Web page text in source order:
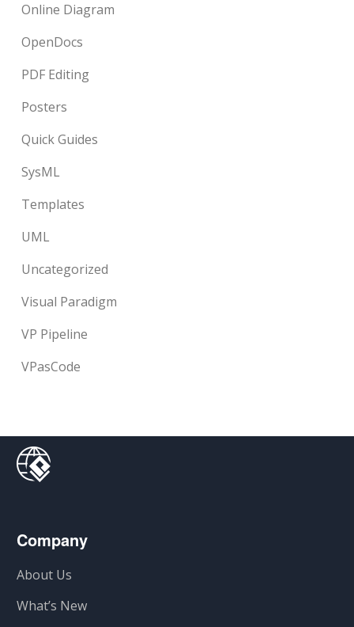
Online Diagram
OpenDocs
PDF Editing
Posters
Quick Guides
SysML
Templates
UML
Uncategorized
Visual Paradigm
VP Pipeline
VPasCode
Company
About Us
What’s New